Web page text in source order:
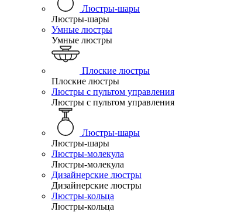
Люстры-шары
Люстры-шары
Умные люстры
Умные люстры
Плоские люстры
Плоские люстры
Люстры с пультом управления
Люстры с пультом управления
Люстры-шары
Люстры-шары
Люстры-молекула
Люстры-молекула
Дизайнерские люстры
Дизайнерские люстры
Люстры-кольца
Люстры-кольца